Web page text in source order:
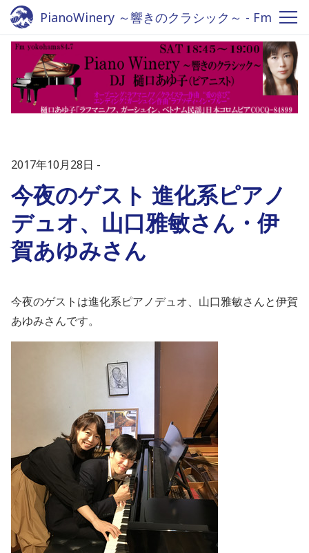
PianoWinery ～響きのクラシック～ - Fm
yokohama 84.7
2017年10月28日
今夜のゲスト 進化系ピアノ
デュオ、山口雅敏さん・伊
賀あゆみさん
今夜のゲストは進化系ピアノデュオ、山口雅敏さんと伊賀
あゆみさんです。